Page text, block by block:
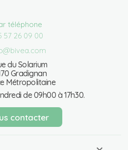
téléphone
57 26 09 00
du Solarium
Gradignan
Métropolitaine
de 09h00 à 17h30.
contacter